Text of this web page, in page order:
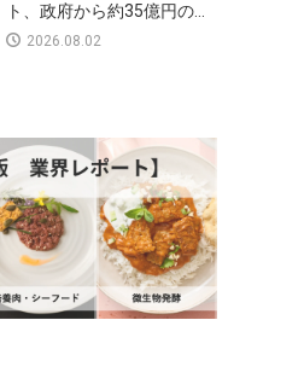
ト、政府から約35億円の...
2026.08.02